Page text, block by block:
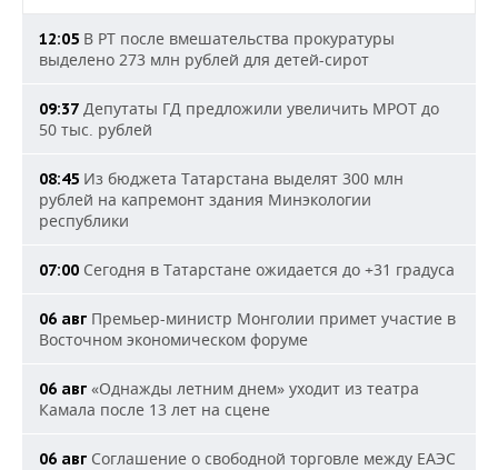
12:05 В РТ после вмешательства прокуратуры
выделено 273 млн рублей для детей-сирот
09:37 Депутаты ГД предложили увеличить МРОТ до
50 тыс. рублей
08:45 Из бюджета Татарстана выделят 300 млн
рублей на капремонт здания Минэкологии
республики
07:00 Сегодня в Татарстане ожидается до +31 градуса
06 авг Премьер-министр Монголии примет участие в
Восточном экономическом форуме
06 авг «Однажды летним днем» уходит из театра
Камала после 13 лет на сцене
06 авг Соглашение о свободной торговле между ЕАЭС